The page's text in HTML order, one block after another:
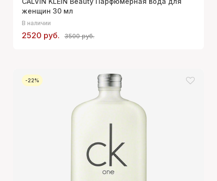
женщин 30 мл
В наличии
2520 руб. 3500 руб.
-22%